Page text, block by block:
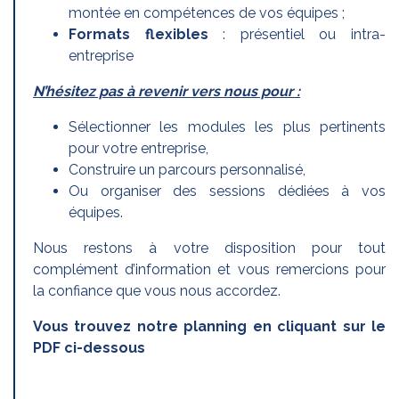
montée en compétences de vos équipes ;
Formats flexibles : présentiel ou intra-
entreprise
N’hésitez pas à revenir vers nous pour :
Sélectionner les modules les plus pertinents
pour votre entreprise,
Construire un parcours personnalisé,
Ou organiser des sessions dédiées à vos
équipes.
Nous restons à votre disposition pour tout
complément d’information et vous remercions pour
la confiance que vous nous accordez.
Vous trouvez notre planning en cliquant sur le
PDF ci-dessous